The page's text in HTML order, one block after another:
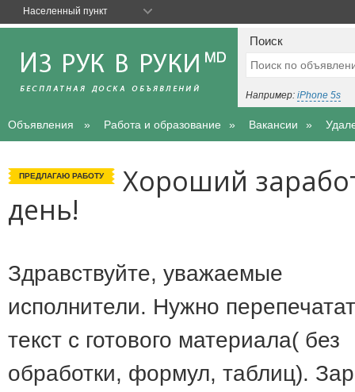
Поиск
Например: iPhone 5s
Объявления Работа и образование Вакансии
ПРЕДЛАГАЮ РАБОТУ Хороший
день!
Здравствуйте, уважаемые
исполнители. Нужно
текст с готового материала( без
обработки, формул, таблиц).
Населенный пункт